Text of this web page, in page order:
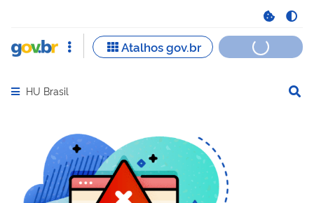
Abrir menu principal de navegação
HU Brasil